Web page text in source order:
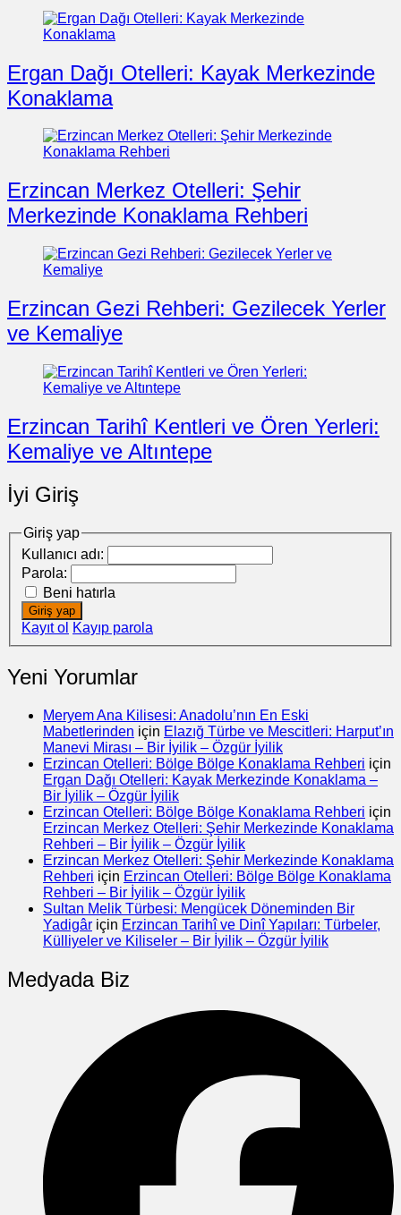
Ergan Dağı Otelleri: Kayak Merkezinde
Konaklama
Erzincan Merkez Otelleri: Şehir
Merkezinde Konaklama Rehberi
Erzincan Gezi Rehberi: Gezilecek Yerler
ve Kemaliye
Erzincan Tarihî Kentleri ve Ören Yerleri:
Kemaliye ve Altıntepe
İyi Giriş
Giriş yap
Kullanıcı adı:
Parola:
Beni hatırla
Giriş yap
Kayıt ol Kayıp parola
Yeni Yorumlar
Meryem Ana Kilisesi: Anadolu’nın En Eski
Mabetlerinden için Elazığ Türbe ve Mescitleri: Harput’ın
Manevi Mirası – Bir İyilik – Özgür İyilik
Erzincan Otelleri: Bölge Bölge Konaklama Rehberi için
Ergan Dağı Otelleri: Kayak Merkezinde Konaklama –
Bir İyilik – Özgür İyilik
Erzincan Otelleri: Bölge Bölge Konaklama Rehberi için
Erzincan Merkez Otelleri: Şehir Merkezinde Konaklama
Rehberi – Bir İyilik – Özgür İyilik
Erzincan Merkez Otelleri: Şehir Merkezinde Konaklama
Rehberi için Erzincan Otelleri: Bölge Bölge Konaklama
Rehberi – Bir İyilik – Özgür İyilik
Sultan Melik Türbesi: Mengücek Döneminden Bir
Yadigâr için Erzincan Tarihî ve Dinî Yapıları: Türbeler,
Külliyeler ve Kiliseler – Bir İyilik – Özgür İyilik
Medyada Biz